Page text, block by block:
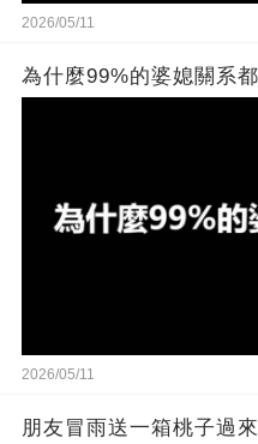
2026/05/11
為什麼99%的婆媳關系
2026/05/11
朋友冒雨送一箱桃子過